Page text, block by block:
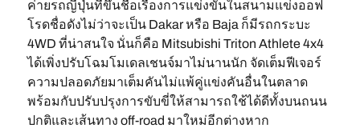
ค่ายรถญี่ปุ่นที่ขึ้นชื่อเรื่องการแข่งขันในสนามแข่งออฟ
โรดชื่อดังไม่ว่าจะเป็น Dakar หรือ Baja ก็มีรถกระบะ
4WD ที่น่าสนใจ นั่นก็คือ Mitsubishi Triton Athlete 4x4
ได้เพิ่งปรับโฉมโมเดลเชนจ์มาไม่นานนัก จัดเต็มฟีเจอร์
ความปลอดภัยมาเต็มคันไม่แพ้คู่แข่งคันอื่นในตลาด
พร้อมกับปรับปรุงการขับขี่ให้สามารถใช้ได้ดีทั้งบนถนน
ปกติและเส้นทาง off-road มาใหม่อีกต่างหาก